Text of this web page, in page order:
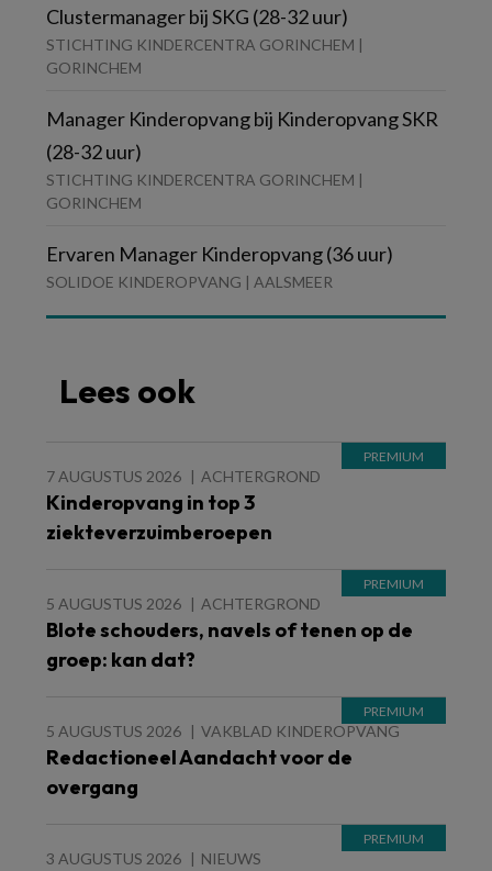
Clustermanager bij SKG (28-32 uur)
STICHTING KINDERCENTRA GORINCHEM |
GORINCHEM
Manager Kinderopvang bij Kinderopvang SKR
(28-32 uur)
STICHTING KINDERCENTRA GORINCHEM |
GORINCHEM
Ervaren Manager Kinderopvang (36 uur)
SOLIDOE KINDEROPVANG | AALSMEER
Lees ook
7 AUGUSTUS 2026 ACHTERGROND
Kinderopvang in top 3
ziekteverzuimberoepen
5 AUGUSTUS 2026 ACHTERGROND
Blote schouders, navels of tenen op de
groep: kan dat?
5 AUGUSTUS 2026 VAKBLAD KINDEROPVANG
Redactioneel Aandacht voor de
overgang
3 AUGUSTUS 2026 NIEUWS